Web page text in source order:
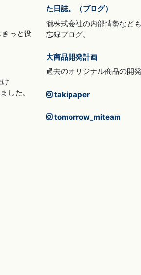
っと役
した。
た日誌。（ブログ）
瀧株式会社の内部情勢など
忘録ブログ。
大商品開発計画
過去のオリジナル商品の開発
takipaper
tomorrow_miteam